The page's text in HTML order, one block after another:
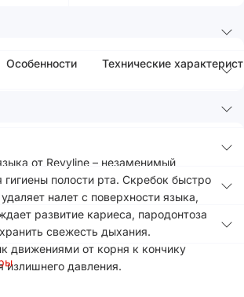
Особенности Технические
от Revyline – незаменимый
полости рта. Скребок быстро
налет с поверхности языка,
развитие кариеса, пародонтоза
свежесть дыхания.
движениями от корня к кончику
излишнего давления.